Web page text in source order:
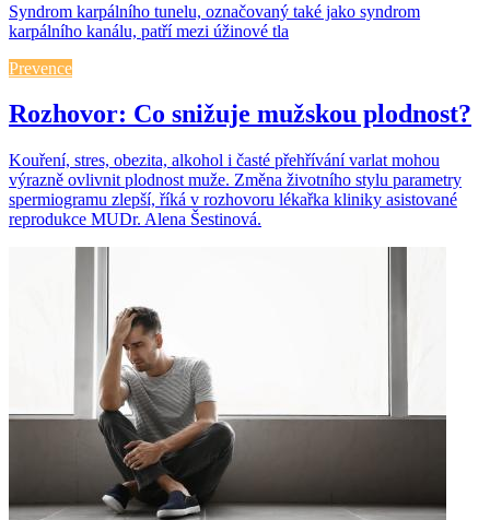
Syndrom karpálního tunelu, označovaný také jako syndrom
karpálního kanálu, patří mezi úžinové tla
Prevence
Rozhovor: Co snižuje mužskou plodnost?
Kouření, stres, obezita, alkohol i časté přehřívání varlat mohou
výrazně ovlivnit plodnost muže. Změna životního stylu parametry
spermiogramu zlepší, říká v rozhovoru lékařka kliniky asistované
reprodukce MUDr. Alena Šestinová.